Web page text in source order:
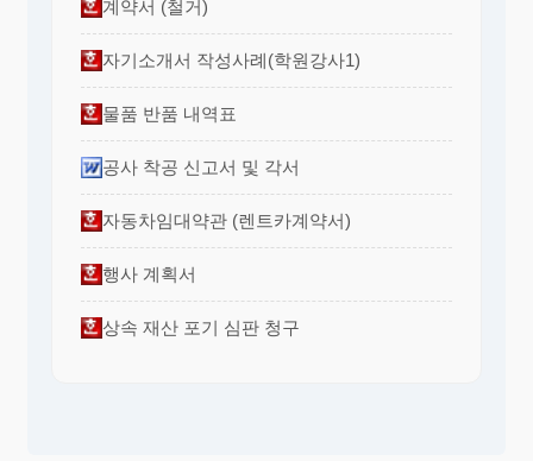
계약서 (철거)
자기소개서 작성사례(학원강사1)
물품 반품 내역표
공사 착공 신고서 및 각서
자동차임대약관 (렌트카계약서)
행사 계획서
상속 재산 포기 심판 청구